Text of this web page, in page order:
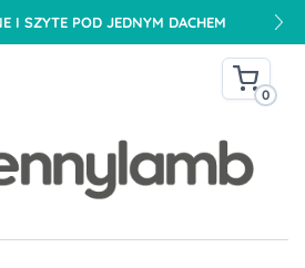
I SZYTE POD JEDNYM DACHEM
0